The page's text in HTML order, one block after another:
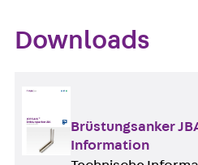
Downloads
Brüstungsanker
Information